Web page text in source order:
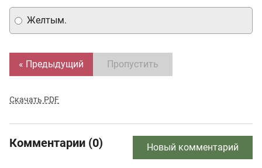
Желтым.
« Предыдущий Пропустить
Скачать PDF
Комментарии (0) Новый комментарий